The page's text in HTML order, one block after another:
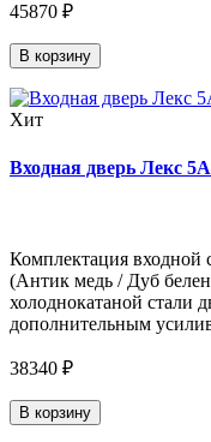
45870 ₽
В корзину
Хит
Входная дверь Лекс
Комплектация входной
(Антик медь / Дуб
холоднокатаной стали
дополнительным
38340 ₽
В корзину